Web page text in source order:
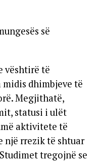
së
vështirë të
dhimbjeve të
Megjithatë,
statusi i ulët
aktivitete të
një rrezik të shtuar
tregojnë se